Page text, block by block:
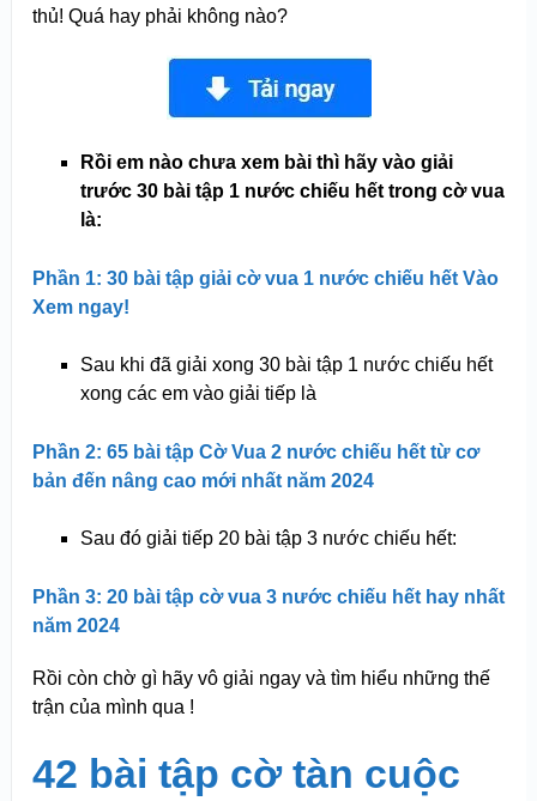
thủ! Quá hay phải không nào?
Rồi em nào chưa xem bài thì hãy vào giải
trước 30 bài tập 1 nước chiếu hết trong cờ vua
là:
Phần 1: 30 bài tập giải cờ vua 1 nước chiếu hết Vào
Xem ngay!
Sau khi đã giải xong 30 bài tập 1 nước chiếu hết
xong các em vào giải tiếp là
Phần 2: 65 bài tập Cờ Vua 2 nước chiếu hết từ cơ
bản đến nâng cao mới nhất năm 2024
Sau đó giải tiếp 20 bài tập 3 nước chiếu hết:
Phần 3: 20 bài tập cờ vua 3 nước chiếu hết hay nhất
năm 2024
Rồi còn chờ gì hãy vô giải ngay và tìm hiểu những thế
trận của mình qua !
42 bài tập cờ tàn cuộc